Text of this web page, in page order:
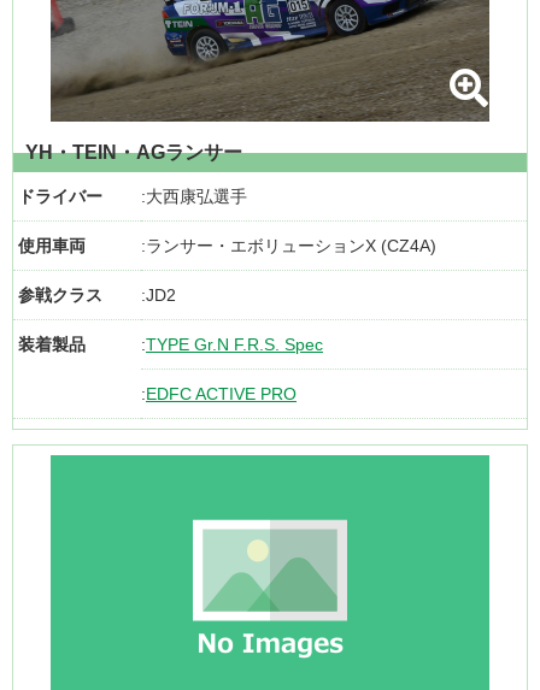
YH・TEIN・AGランサー
ドライバー 大西康弘選手
使用車両 ランサー・エボリューションX (CZ4A)
参戦クラス JD2
装着製品 TYPE Gr.N F.R.S. Spec
EDFC ACTIVE PRO